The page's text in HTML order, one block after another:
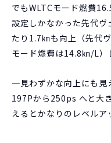
でもWLTCモード燃費
設定しかなかった先代ヴ
たり1.7㎞も向上（先代
モード燃費は14.8㎞/L）
一見わずかな向上にも
197Pから250ps へと大
えるとかなりのレベルア